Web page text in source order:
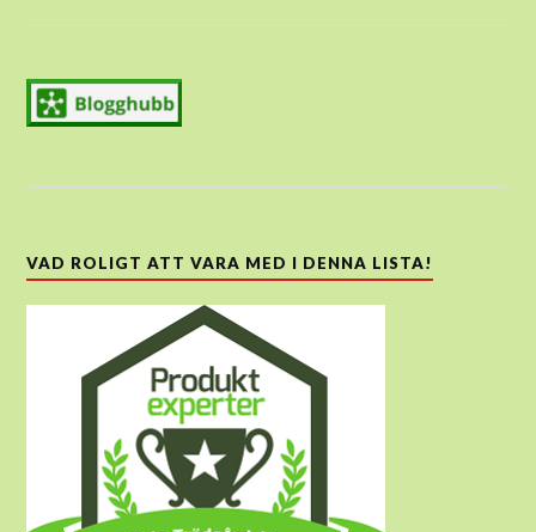
VAD ROLIGT ATT VARA MED I DENNA LISTA!